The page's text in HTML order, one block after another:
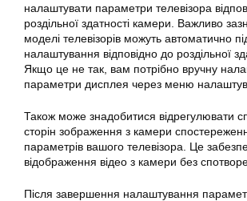
налаштувати параметри телевізора
роздільної здатності камери. Важливо
моделі телевізорів можуть автоматично
налаштування відповідно до роздільної
Якщо це не так, вам потрібно вручну
параметри дисплея через меню
Також може знадобитися відрегулювати
сторін зображення з камери
параметрів вашого телевізора. Це
відображення відео з камери без
Після завершення налаштування